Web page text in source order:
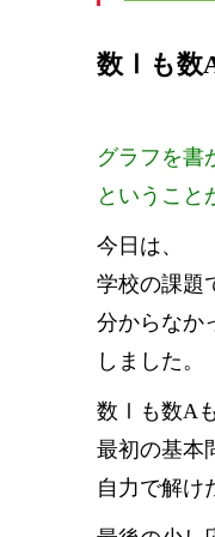
数Ⅰも数
グラフを書
ということ
今日は、
学校の課題
分からなか
しました。
数Ⅰも数A
最初の基本
自力で解け